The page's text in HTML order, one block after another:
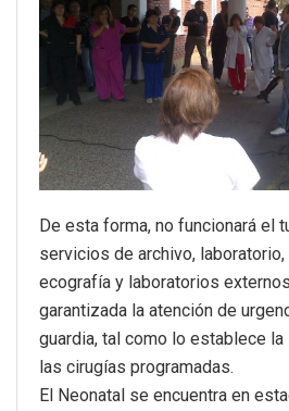
De esta forma, no funcionará el
servicios de archivo,
ecografía y laboratorios
garantizada la atención de
guardia, tal como lo establece
las cirugías programadas.
El Neonatal se encuentra en